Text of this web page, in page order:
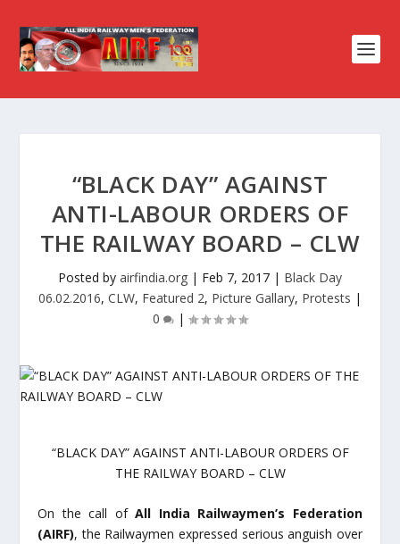
“BLACK DAY” AGAINST
ANTI-LABOUR ORDERS OF
THE RAILWAY BOARD – CLW
Posted by airfindia.org | Feb 7, 2017 | Black Day
06.02.2016, CLW, Featured 2, Picture Gallary, Protests |
0
|
“BLACK DAY” AGAINST ANTI-LABOUR ORDERS OF
THE RAILWAY BOARD – CLW
On the call ofAll India Railwaymen’s Federation
(AIRF), the Railwaymen expressed serious anguish over